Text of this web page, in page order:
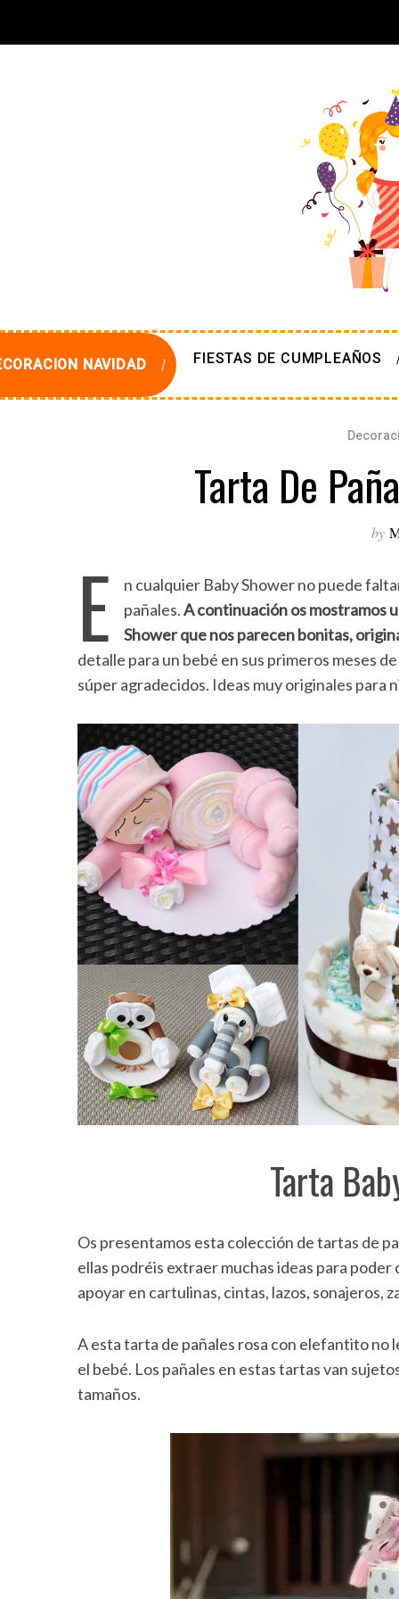
NAVIDAD FIESTAS DE CUMPLEAÑOS
Tarta De
by
E
n cualquier Baby Shower no puede
pañales.A continuación os mostramos
Shower que nos parecen bonitas,
detalle para un bebé en sus primeros meses
súper agradecidos. Ideas muy originales para
Tarta
Os presentamos esta colección de tartas de
ellas podréis extraer muchas ideas para
apoyar en cartulinas, cintas, lazos, sonajeros,
A esta tarta de pañales rosa con elefantito no
el bebé. Los pañales en estas tartas van
tamaños.